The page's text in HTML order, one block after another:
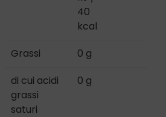
40
kcal
Grassi
0 g
di cui acidi
grassi
saturi
0 g